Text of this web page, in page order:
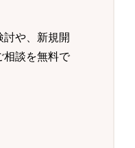
や、新規開
相談を無料で